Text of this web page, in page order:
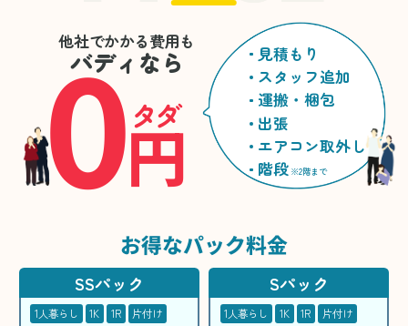
他社でかかる費用も
バディなら
0円
タダ
見積もり
スタッフ追加
運搬・梱包
出張
エアコン取外し
階段 ※2階まで
お得なパック料金
SSパック
1人暮らし 1K 1R
片付け
Sパック
1人暮らし 1K 1R
片付け